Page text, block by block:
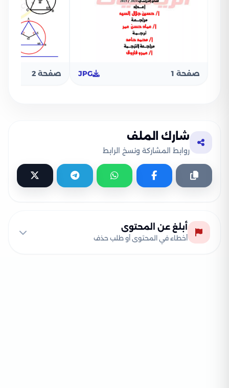
صفحة 1 JPG صفحة 2
شارك الملف
روابط المشاركة ونسخ الرابط
أبلغ عن المحتوى
أخطاء في المحتوى أو طلب حذف